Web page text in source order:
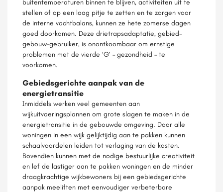
buitentemperaturen binnen te blijven, activiteiten uit te
stellen of op een laag pitje te zetten en te zorgen voor
de interne vochtbalans, kunnen ze hete zomerse dagen
goed doorkomen. Deze drietrapsadaptatie, gebied-
gebouw-gebruiker, is onontkoombaar om ernstige
problemen met de vierde ‘G’ – gezondheid – te
voorkomen.
Gebiedsgerichte aanpak van de
energietransitie
Inmiddels werken veel gemeenten aan
wijkuitvoeringsplannen om grote slagen te maken in de
energietransitie in de gebouwde omgeving. Door alle
woningen in een wijk gelijktijdig aan te pakken kunnen
schaalvoordelen leiden tot verlaging van de kosten.
Bovendien kunnen met de nodige bestuurlijke creativiteit
en lef de lastiger aan te pakken woningen en de minder
draagkrachtige wijkbewoners bij een gebiedsgerichte
aanpak meeliften met eenvoudiger verbeterbare